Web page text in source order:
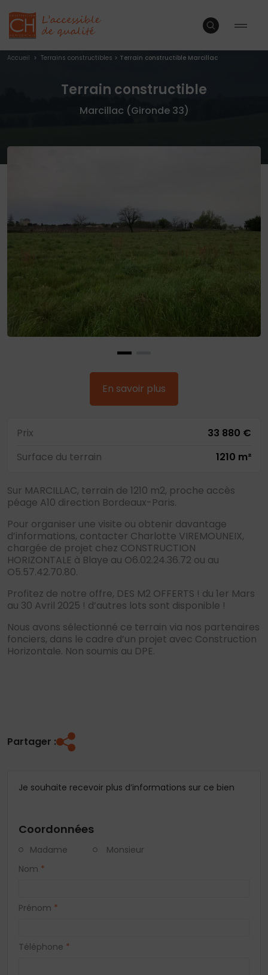
Accueil > Terrains constructibles > Terrain constructible Marcillac
Terrain constructible
Marcillac (Gironde 33)
En savoir plus
Prix
33 880 €
Surface du terrain
1210 m²
Sur MARCILLAC, terrain de 1210 m2, proche accès
péage A10 direction Bordeaux-Paris.
Pour organiser une visite ou obtenir davantage
d’informations, contacter Charlotte VIREMOUNEIX,
chargée de projet chez CONSTRUCTION
HORIZONTALE à Blaye au O6.02.24.36.72 ou au
O5.57.42.70.80.
Profitez de notre offre, DES M2 OFFERTS ! du 1er Mars
au 30 Avril 2025 ! d’autres lots sont disponible !
Nous avons sélectionné ce terrain via nos partenaires
fonciers, dans le cadre d’un projet avec Construction
Horizontale. Non soumis au DPE.
Partager :
Je souhaite recevoir plus d’informations sur ce bien
Coordonnées
Madame
Monsieur
Nom *
Prénom *
Téléphone *